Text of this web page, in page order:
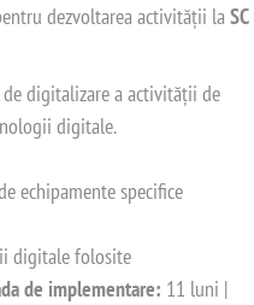
dezvoltarea activității la SC
digitalizare a activității de
digitale.
echipamente specifice
digitale folosite
de implementare: 11 luni |